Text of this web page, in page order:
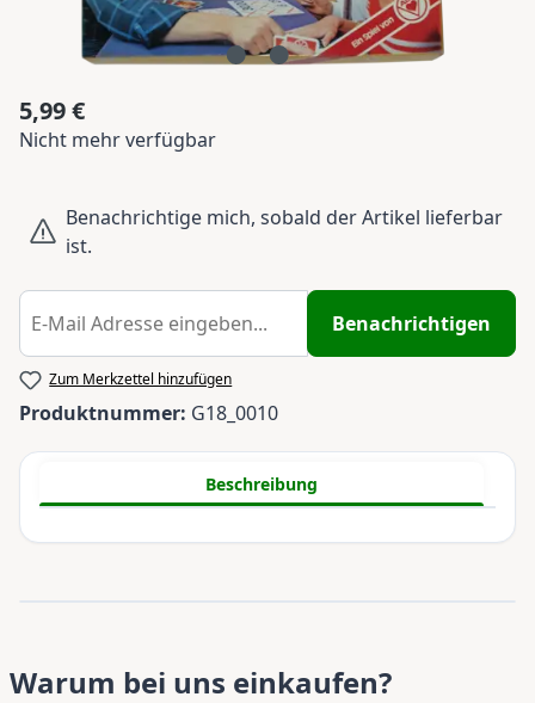
Regulärer Preis:
5,99 €
Nicht mehr verfügbar
Benachrichtige mich, sobald der Artikel lieferbar
ist.
Benachrichtigen
Zum Merkzettel hinzufügen
Produktnummer: G18_0010
Beschreibung
Warum bei uns einkaufen?